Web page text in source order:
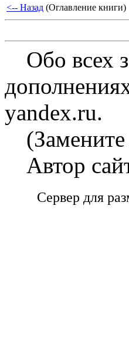
<-- Назад (Оглавление книги)
Обо всех
yandex.ru.
Автор
Сервер для